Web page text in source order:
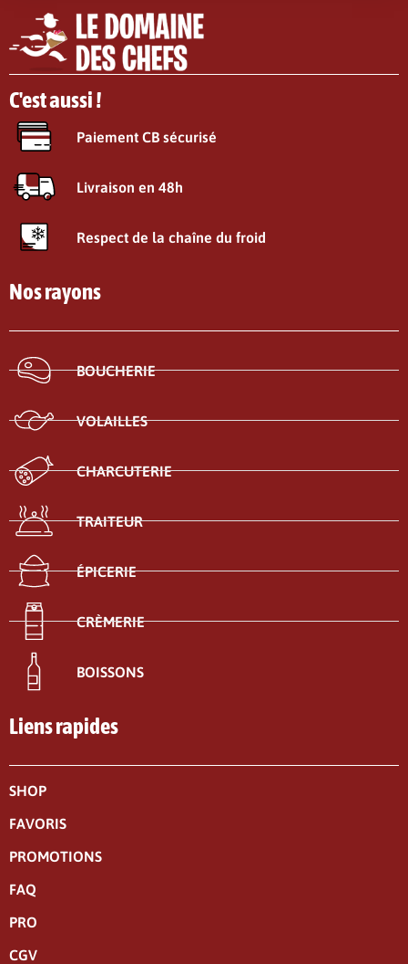
C'est aussi !
Paiement CB sécurisé
Livraison en 48h
Respect de la chaîne du froid
Nos rayons
BOUCHERIE
VOLAILLES
CHARCUTERIE
TRAITEUR
ÉPICERIE
CRÈMERIE
BOISSONS
Liens rapides
SHOP
FAVORIS
PROMOTIONS
FAQ
PRO
CGV